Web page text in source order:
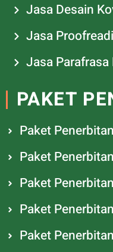
Jasa Desain
Jasa
Jasa Parafrasa
PAKET
Paket
Paket
Paket
Paket
Paket